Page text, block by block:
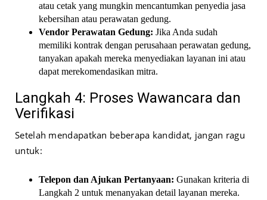
atau cetak yang mungkin mencantumkan penyedia jasa
kebersihan atau perawatan gedung.
Vendor Perawatan Gedung: Jika Anda sudah
memiliki kontrak dengan perusahaan perawatan gedung,
tanyakan apakah mereka menyediakan layanan ini atau
dapat merekomendasikan mitra.
Langkah 4: Proses Wawancara dan
Verifikasi
Setelah mendapatkan beberapa kandidat, jangan ragu
untuk:
Telepon dan Ajukan Pertanyaan: Gunakan kriteria di
Langkah 2 untuk menanyakan detail layanan mereka.